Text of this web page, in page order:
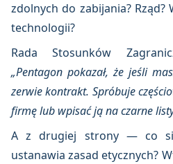
zdolnych do zabijania? Rząd?
technologii?
Rada Stosunków
„Pentagon pokazał, że jeśli
zerwie kontrakt. Spróbuje
firmę lub wpisać ją na czarne
A z drugiej strony — co
ustanawia zasad etycznych?